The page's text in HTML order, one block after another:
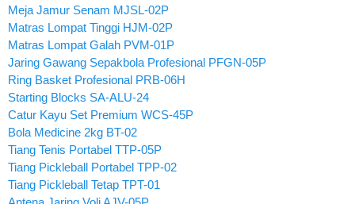
Meja Jamur Senam MJSL-02P
Matras Lompat Tinggi HJM-02P
Matras Lompat Galah PVM-01P
Jaring Gawang Sepakbola Profesional PFGN-05P
Ring Basket Profesional PRB-06H
Starting Blocks SA-ALU-24
Catur Kayu Set Premium WCS-45P
Bola Medicine 2kg BT-02
Tiang Tenis Portabel TTP-05P
Tiang Pickleball Portabel TPP-02
Tiang Pickleball Tetap TPT-01